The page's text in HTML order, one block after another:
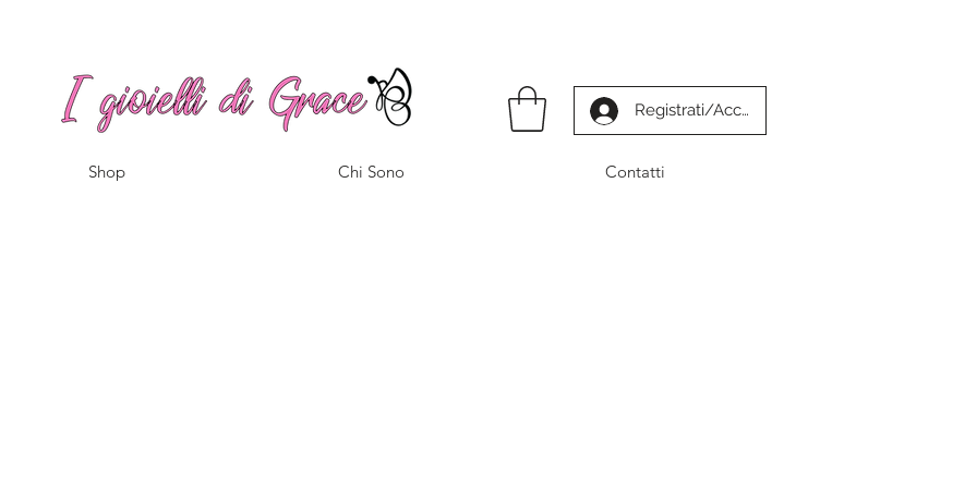
Registrati/Accedi
Shop Chi Sono Contatti